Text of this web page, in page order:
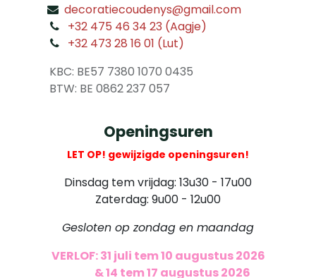
decoratiecoudenys@gmail.com
+32 475 46 34 23 (Aagje)
+32 473 28 16 01 (Lut)
KBC: BE57 7380 1070 0435
​ BTW: BE 0862 237 057
Openingsuren
LET OP! gewijzigde openingsuren!
Dinsdag tem vrijdag: 13u30 - 17u00
Zaterdag: 9u00 - 12u00
Gesloten op zondag en maandag
VERLOF: 31 juli tem 10 augustus 2026
& 14 tem 17 augustus 2026